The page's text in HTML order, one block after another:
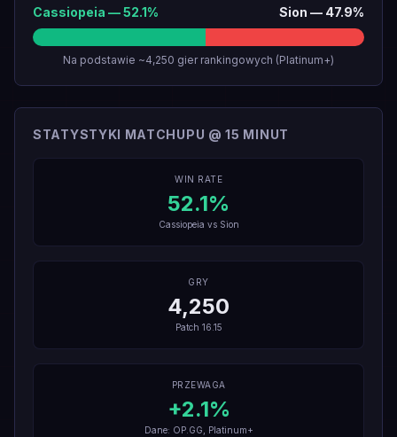
Cassiopeia —52.1% Sion — 47.9%
Na podstawie ~4,250 gier rankingowych (Platinum+)
STATYSTYKI MATCHUPU @ 15 MINUT
WIN RATE
52.1%
Cassiopeia vs Sion
GRY
4,250
Patch 16.15
PRZEWAGA
+2.1%
Dane: OP.GG, Platinum+